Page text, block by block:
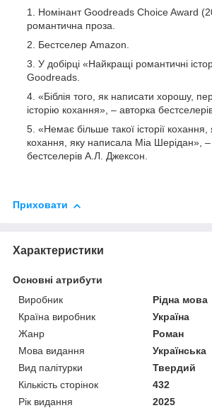
Номінант Goodreads Choice Award
романтична проза.
Бестселер Amazon.
У добірці «Найкращі романтичні
Goodreads.
«Біблія того, як написати хорошу,
історію кохання», – авторка
«Немає більше такої історії кохання,
кохання, яку написала Міа Шерідан», –
бестселерів А.Л. Джексон.
Приховати
Характеристики
Основні атрибути
Виробник
Рідна мова
Країна виробник
Україна
Жанр
Роман
Мова видання
Українська
Вид палітурки
Твердий
Кількість сторінок
432
Рік видання
2025